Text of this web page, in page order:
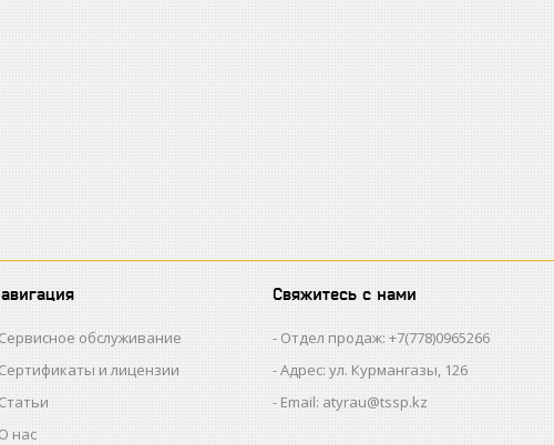
Сервисное обслуживание
Сертификаты и лицензии
Статьи
О нас
Свяжитесь с нами
Отдел продаж: +7(778)0965266
Адрес: ул. Курмангазы, 126
Email: atyrau@tssp.kz